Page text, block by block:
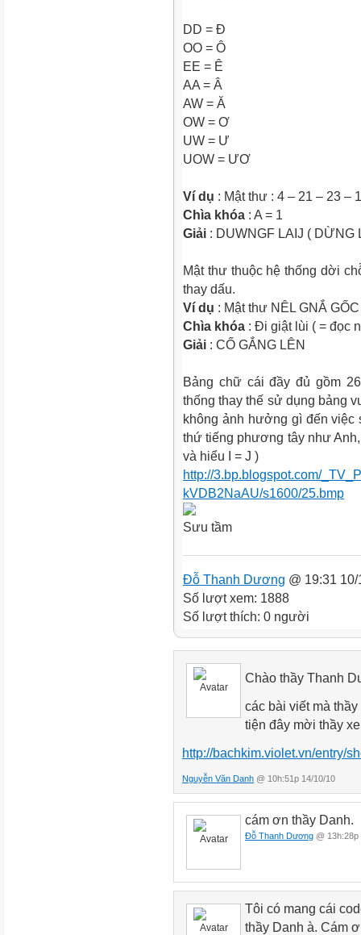
DD = Đ
OO = Ô
EE = Ê
AA = Â
AW = Ă
OW = Ơ
UW = Ư
UOW = ƯƠ
Ví dụ : Mật thư : 4 – 21 – 23 –
Chìa khóa : A = 1
Giải : DUWNGF LAIJ ( DỪNG
Mật thư thuộc hệ thống dời
thay dấu.
Ví dụ : Mật thư NÊL GNẮ GỐC
Chìa khóa : Đi giật lùi ( = đọc
Giải : CỐ GẮNG LÊN
Bảng chữ cái đầy đủ gồm
thống thay thế sử dụng bảng
không ảnh hưởng gì đến
thứ tiếng phương tây như
và hiểu I = J )
http://3.bp.blogspot.com/
kVDB2NaAU/s1600/25.bmp
Sưu tầm
Đỗ Thanh Dương @ 19:31
Số lượt xem: 1888
Số lượt thích: 0 người
Chào thầy Thanh
các bài viết mà
tiện đây mời thầy
http://bachkim.violet.vn/entry/
Nguyễn Văn Danh @ 10h:51p 14/10/10
cám ơn thầy Danh.
Đỗ Thanh Dương @ 13h:28p
Tôi có mang cái
thầy Danh à. Cám